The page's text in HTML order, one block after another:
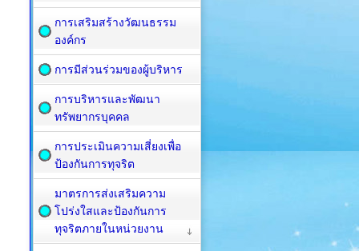
การเสริมสร้างวัฒนธรรม
องค์กร
การมีส่วนร่วมของผู้บริหาร
การบริหารและพัฒนา
ทรัพยากรบุคคล
การประเมินความเสี่ยงเพื่อ
ป้องกันการทุจริต
มาตรการส่งเสริมความ
โปร่งใสและป้องกันการ
ทุจริตภายในหน่วยงาน